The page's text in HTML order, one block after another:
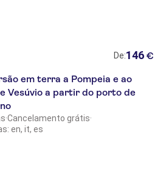
Hostel De:146 €
em terra a Pompeia e ao
Vesúvio a partir do porto de
·Cancelamento grátis·
en, it, es